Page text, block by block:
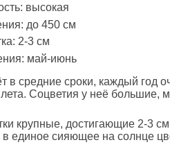
высокая
до 450 см
2-3 см
май-июнь
в средние сроки, каждый год
Соцветия у неё большие,
крупные, достигающие 2-3
в единое сияющее на солнце